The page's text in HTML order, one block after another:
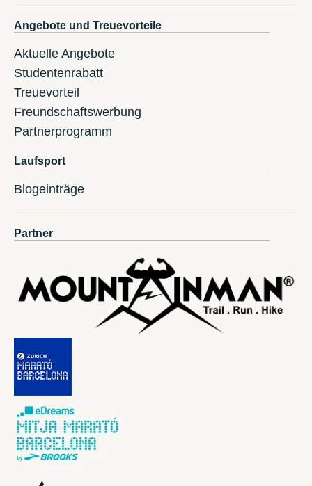
Angebote und Treuevorteile
Aktuelle Angebote
Studentenrabatt
Treuevorteil
Freundschaftswerbung
Partnerprogramm
Laufsport
Blogeinträge
Partner